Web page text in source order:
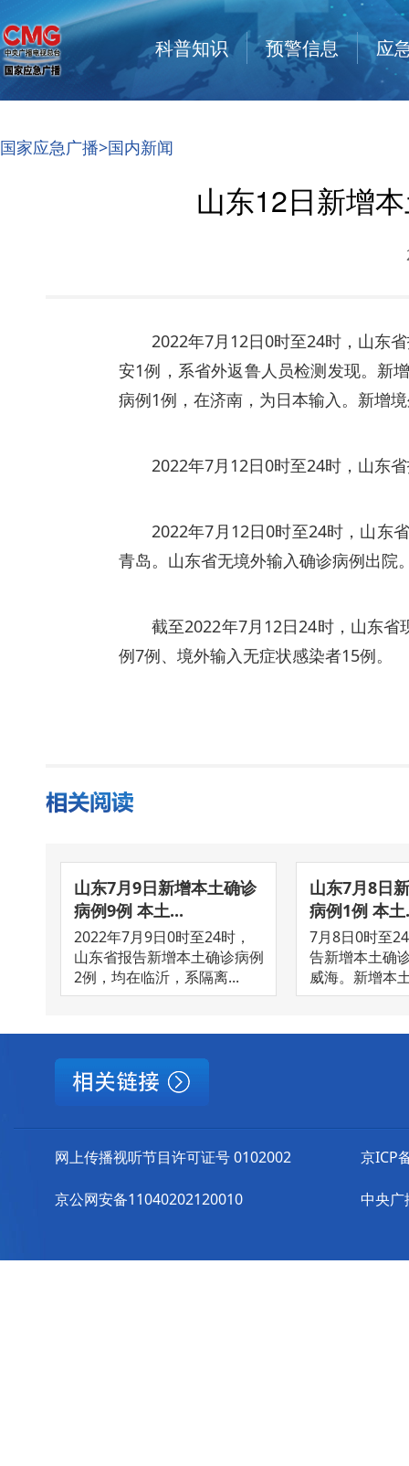
科普知识 预警信息 应
国家应急广播>国内新闻
山东12日新增
2022年7月12日0时至24时，山东
安1例，系省外返鲁人员检测发现。新
病例1例，在济南，为日本输入。新增
2022年7月12日0时至24时，山东
2022年7月12日0时至24时，山东
青岛。山东省无境外输入确诊病例出院
截至2022年7月12日24时，山东
例7例、境外输入无症状感染者15例。
山东7月9日新增本土确诊
病例9例 本土...
2022年7月9日0时至24时，
山东省报告新增本土确诊病例
2例，均在临沂，系隔离...
山东7月8日
病例1例 本土
7月8日0时至
告新增本土确
威海。新增本
网上传播视听节目许可证号 0102002
京公网安备11040202120010
京ICP
中央广